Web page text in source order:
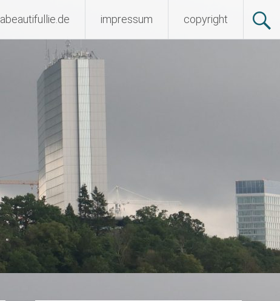
abeautifullie.de impressum copyright